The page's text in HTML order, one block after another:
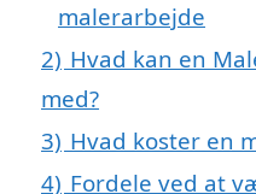
malerarbejde
2) Hvad kan en
med?
3) Hvad koster en
4) Fordele ved at